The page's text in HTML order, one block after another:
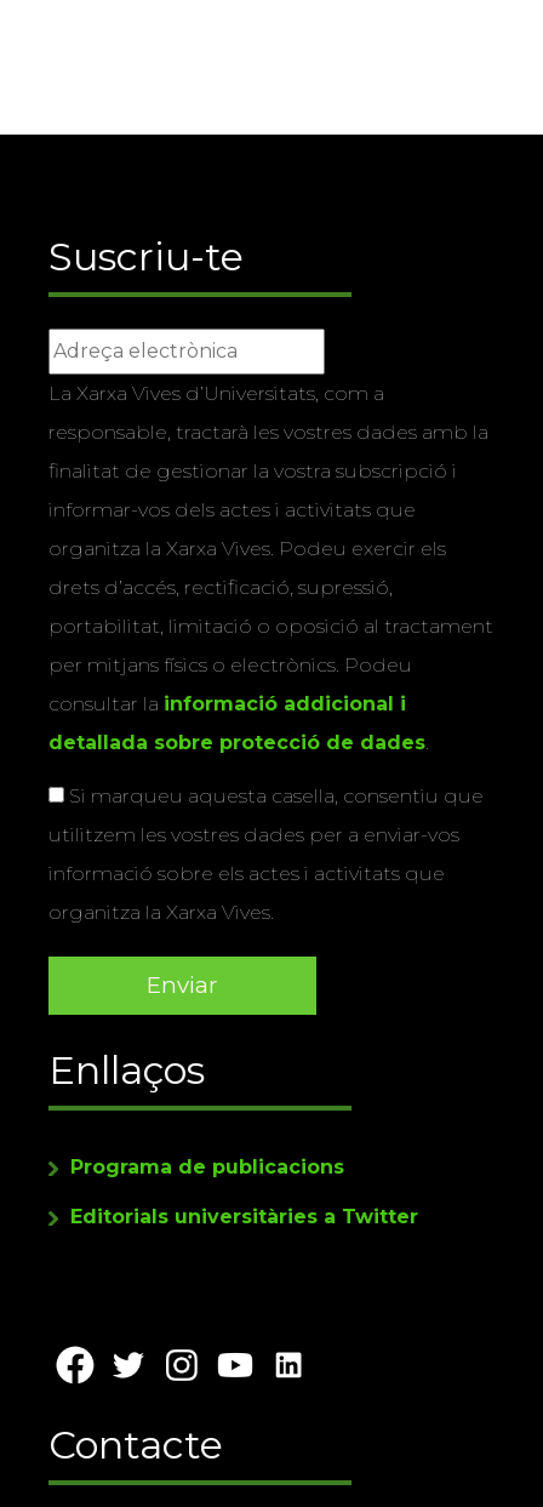
Suscriu-te
La Xarxa Vives d’Universitats, com a
responsable, tractarà les vostres dades amb la
finalitat de gestionar la vostra subscripció i
informar-vos dels actes i activitats que
organitza la Xarxa Vives. Podeu exercir els
drets d’accés, rectificació, supressió,
portabilitat, limitació o oposició al tractament
per mitjans físics o electrònics. Podeu
consultar la informació addicional i
detallada sobre protecció de dades.
Si marqueu aquesta casella, consentiu que
utilitzem les vostres dades per a enviar-vos
informació sobre els actes i activitats que
organitza la Xarxa Vives.
Enllaços
Programa de publicacions
Editorials universitàries a Twitter
Contacte